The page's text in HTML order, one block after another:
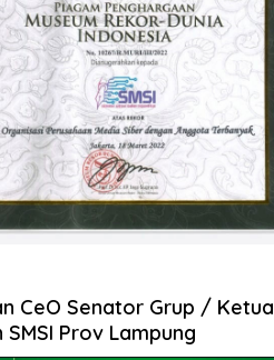
CeO Senator Grup / Ketua
SMSI Prov Lampung